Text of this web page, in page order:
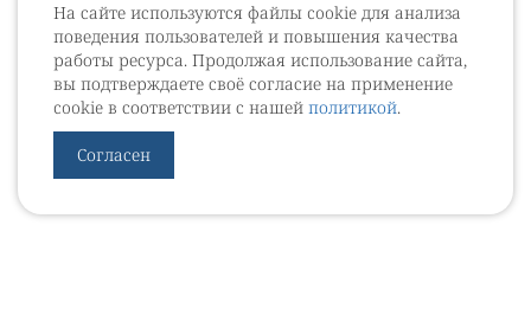
На сайте используются файлы cookie для анализа
поведения пользователей и повышения качества
работы ресурса. Продолжая использование сайта,
вы подтверждаете своё согласие на применение
cookie в соответствии с нашей политикой.
Согласен